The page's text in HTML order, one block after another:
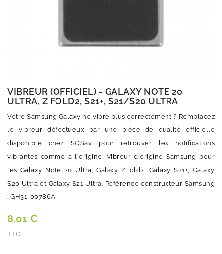
VIBREUR (OFFICIEL) - GALAXY NOTE 20
ULTRA, Z FOLD2, S21+, S21/S20 ULTRA
Votre Samsung Galaxy ne vibre plus correctement ? Remplacez
le vibreur défectueux par une pièce de qualité officielle
disponible chez SOSav pour retrouver les notifications
vibrantes comme à l'origine. Vibreur d'origine Samsung pour
les Galaxy Note 20 Ultra, Galaxy ZFold2, Galaxy S21+, Galaxy
S20 Ultra et Galaxy S21 Ultra. Référence constructeur Samsung
: GH31-00786A
8,01 €
TTC